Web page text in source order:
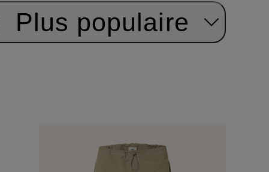
Plus populaire